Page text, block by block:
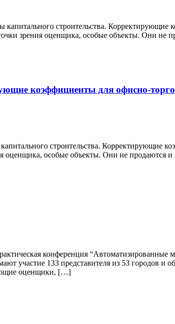
строительства. Корректирующие
зрения оценщика, особые объекты. Они не
коэффициенты для офисно-
строительства. Корректирующие
оценщика, особые объекты. Они не продаются и
конференция “Автоматизированные
участие 133 представителя из 53 городов и
оценщики, […]